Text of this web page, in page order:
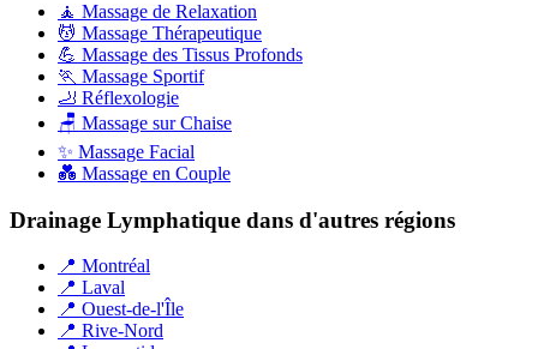
🧘 Massage de Relaxation
💆 Massage Thérapeutique
💪 Massage des Tissus Profonds
🏃 Massage Sportif
🦶 Réflexologie
🪑 Massage sur Chaise
✨ Massage Facial
💑 Massage en Couple
Drainage Lymphatique dans d'autres régions
📍 Montréal
📍 Laval
📍 Ouest-de-l'Île
📍 Rive-Nord